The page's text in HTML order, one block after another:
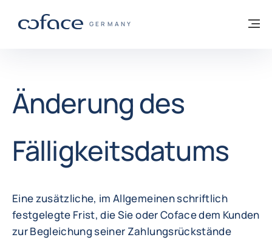
COFACE FOR TRADE - WEBSEITE DER
GERMANY
Zurück zur Startseite
Änderung des
Fälligkeitsdatums
Eine zusätzliche, im Allgemeinen schriftlich
festgelegte Frist, die Sie oder Coface dem Kunden
zur Begleichung seiner Zahlungsrückstände